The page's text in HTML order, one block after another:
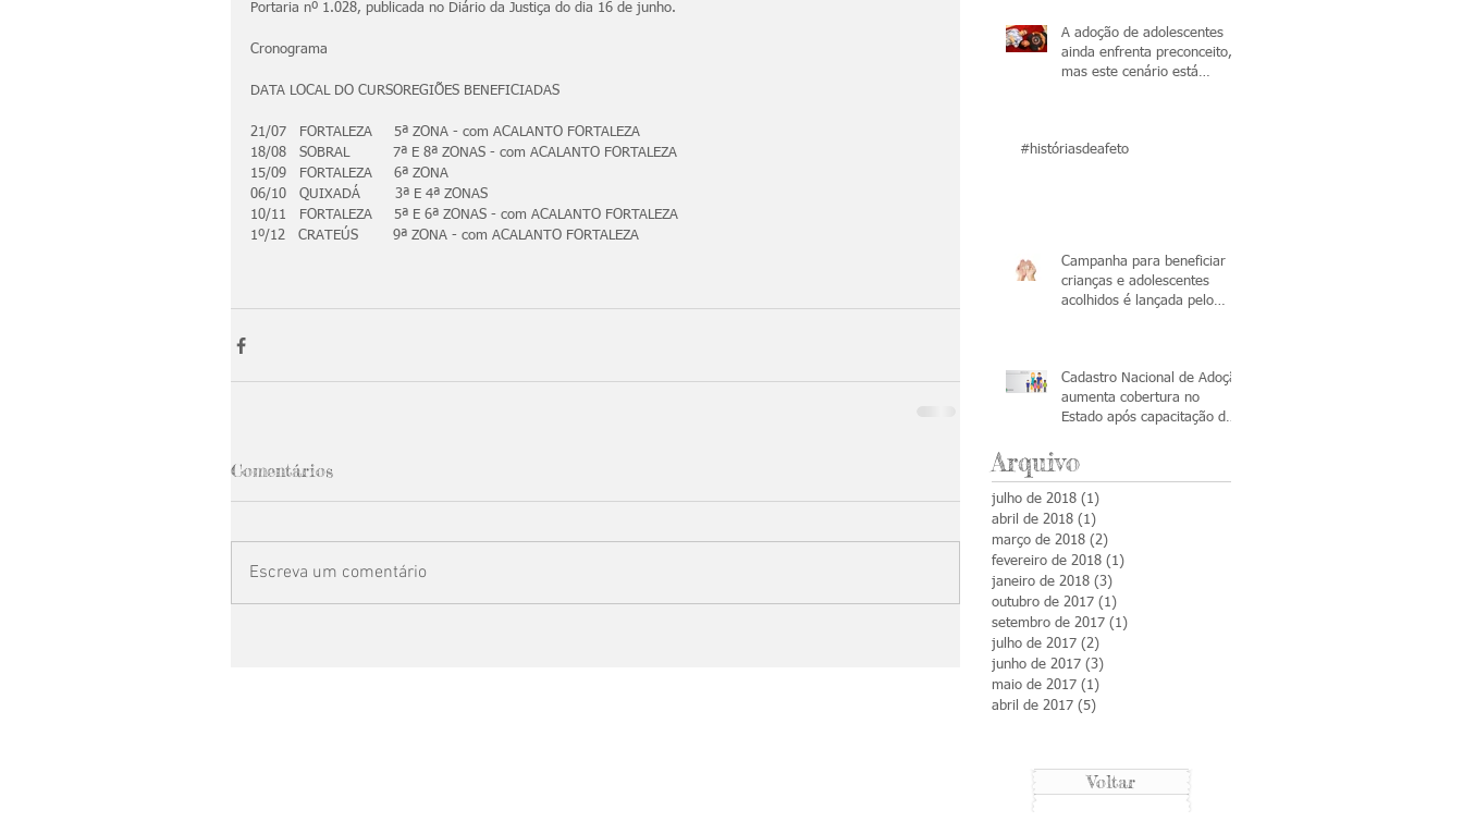
Portaria nº 1.028, publicada no Diário da Justiça do dia 16 de junho.
Cronograma
DATA LOCAL DO CURSOREGIÕES BENEFICIADAS
21/07   FORTALEZA     5ª ZONA - com ACALANTO FORTALEZA
18/08   SOBRAL          7ª E 8ª ZONAS - com ACALANTO FORTALEZA
15/09   FORTALEZA     6ª ZONA
06/10   QUIXADÁ        3ª E 4ª ZONAS
10/11   FORTALEZA     5ª E 6ª ZONAS - com ACALANTO FORTALEZA
1º/12   CRATEÚS        9ª ZONA - com ACALANTO FORTALEZA
Comentários
Escreva um comentário
A adoção de adolescentes
ainda enfrenta preconceito,
mas este cenário está
#históriasdeafeto
Campanha para beneficiar
crianças e adolescentes
acolhidos é lançada pelo
Cadastro Nacional de Adoção
aumenta cobertura no
Estado após capacitação de
Arquivo
julho de 2018 (1)
abril de 2018 (1)
março de 2018 (2)
fevereiro de 2018 (1)
janeiro de 2018 (3)
outubro de 2017 (1)
setembro de 2017 (1)
julho de 2017 (2)
junho de 2017 (3)
maio de 2017 (1)
abril de 2017 (5)
Voltar